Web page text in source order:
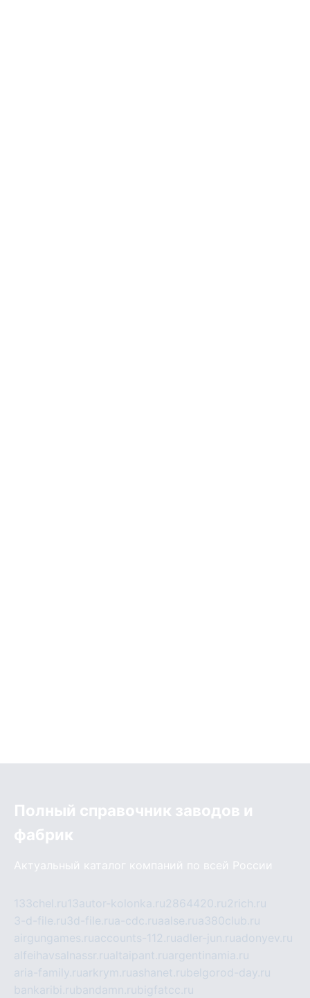
Полный справочник заводов и
фабрик
Актуальный каталог компаний по всей России
133chel.ru13autor-kolonka.ru2864420.ru2rich.ru
3-d-file.ru3d-file.rua-cdc.ruaalse.rua380club.ru
airgungames.ruaccounts-112.ruadler-jun.ruadonyev.ru
alfeihavsalnassr.rualtaipant.ruargentinamia.ru
aria-family.ruarkrym.ruashanet.rubelgorod-day.ru
bankaribi.rubandamn.rubigfatcc.ru